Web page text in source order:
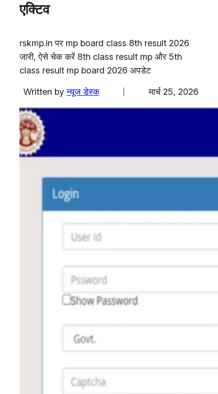
अंतरराष्ट्रीय
एजुकेशन
Facebook
Instagram
X
एक्टिव
rskmp.in पर mp board class 8th result 2026
जारी, ऐसे चेक करें 8th class result mp और 5th
class result mp board 2026 अपडेट
Written by न्यूज डेस्क मार्च 25, 2026